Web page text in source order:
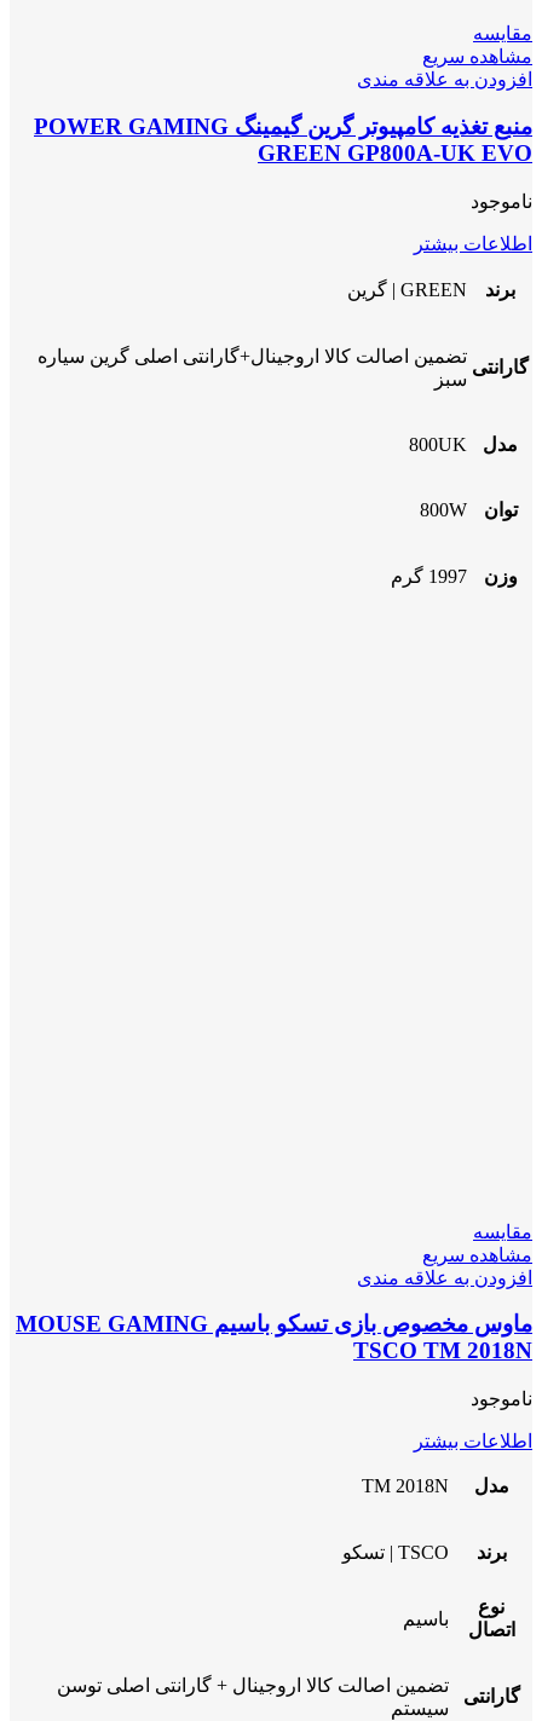
مقایسه
مشاهده سریع
افزودن به علاقه مندی
منبع تغذیه کامپیوتر گرین گیمینگ POWER GAMING
GREEN GP800A-UK EVO
ناموجود
اطلاعات بیشتر
برند GREEN | گرین
گارانتی
تضمین اصالت کالا اروجینال+گارانتی اصلی گرین سیاره
سبز
مدل 800UK
توان 800W
وزن 1997 گرم
مقایسه
مشاهده سریع
افزودن به علاقه مندی
ماوس مخصوص بازی تسکو باسیم MOUSE GAMING
TSCO TM 2018N
ناموجود
اطلاعات بیشتر
مدل TM 2018N
برند TSCO | تسکو
نوع
اتصال
باسیم
گارانتی
تضمین اصالت کالا اروجینال + گارانتی اصلی توسن
سیستم